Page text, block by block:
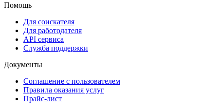
Помощь
Для соискателя
Для работодателя
API сервиса
Служба поддержки
Документы
Соглашение с пользователем
Правила оказания услуг
Прайс-лист